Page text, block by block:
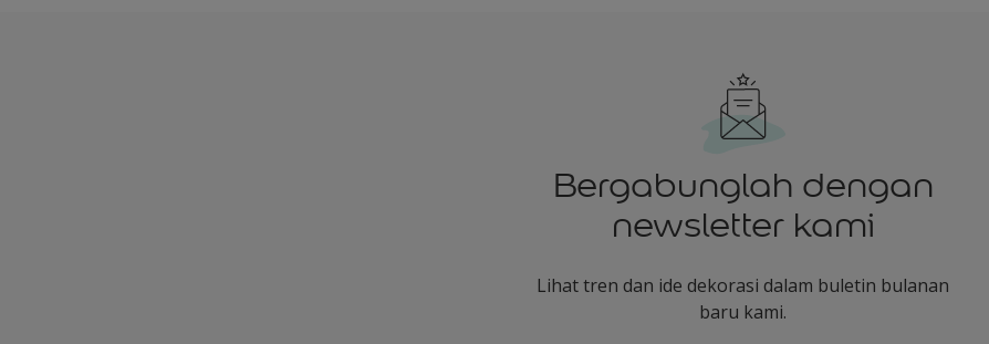
Bergabunglah dengan
newsletter kami
Lihat tren dan ide dekorasi dalam buletin bulanan
baru kami.